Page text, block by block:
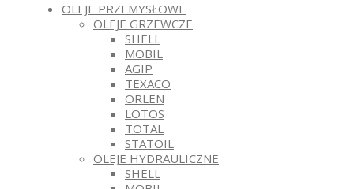
OLEJE PRZEMYSŁOWE
OLEJE GRZEWCZE
SHELL
MOBIL
AGIP
TEXACO
ORLEN
LOTOS
TOTAL
STATOIL
OLEJE HYDRAULICZNE
SHELL